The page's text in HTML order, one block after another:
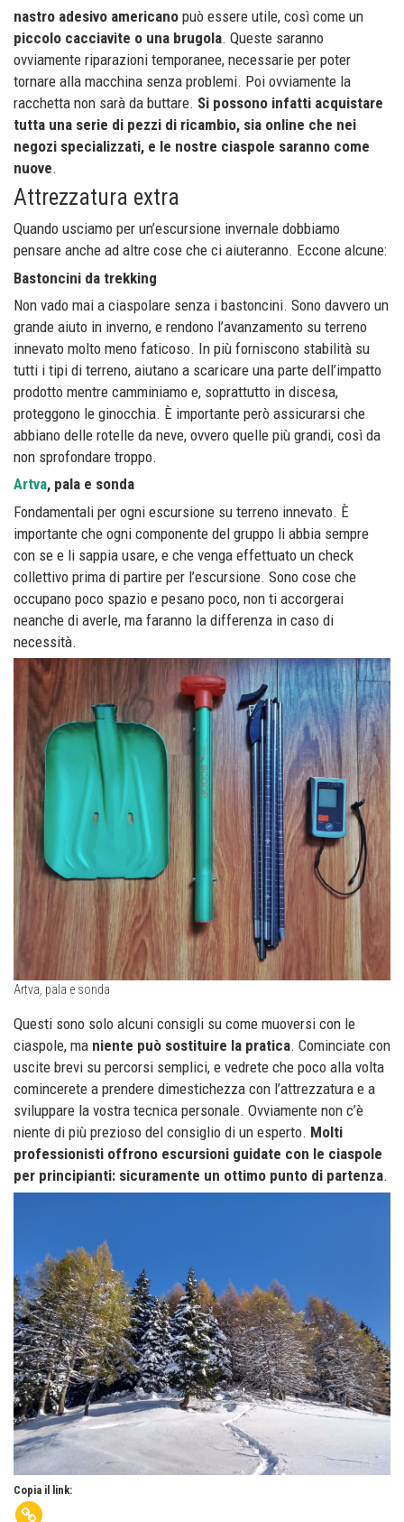
nastro adesivo americano può essere utile, così come un
piccolo cacciavite o una brugola. Queste saranno
ovviamente riparazioni temporanee, necessarie per poter
tornare alla macchina senza problemi. Poi ovviamente la
racchetta non sarà da buttare. Si possono infatti acquistare
tutta una serie di pezzi di ricambio, sia online che nei
negozi specializzati, e le nostre ciaspole saranno come
nuove.
Attrezzatura extra
Quando usciamo per un’escursione invernale dobbiamo
pensare anche ad altre cose che ci aiuteranno. Eccone alcune:
Bastoncini da trekking
Non vado mai a ciaspolare senza i bastoncini. Sono davvero un
grande aiuto in inverno, e rendono l’avanzamento su terreno
innevato molto meno faticoso. In più forniscono stabilità su
tutti i tipi di terreno, aiutano a scaricare una parte dell’impatto
prodotto mentre camminiamo e, soprattutto in discesa,
proteggono le ginocchia. È importante però assicurarsi che
abbiano delle rotelle da neve, ovvero quelle più grandi, così da
non sprofondare troppo.
Artva, pala e sonda
Fondamentali per ogni escursione su terreno innevato. È
importante che ogni componente del gruppo li abbia sempre
con se e li sappia usare, e che venga effettuato un check
collettivo prima di partire per l’escursione. Sono cose che
occupano poco spazio e pesano poco, non ti accorgerai
neanche di averle, ma faranno la differenza in caso di
necessità.
Artva, pala e sonda
Questi sono solo alcuni consigli su come muoversi con le
ciaspole, ma niente può sostituire la pratica. Cominciate con
uscite brevi su percorsi semplici, e vedrete che poco alla volta
comincerete a prendere dimestichezza con l’attrezzatura e a
sviluppare la vostra tecnica personale. Ovviamente non c’è
niente di più prezioso del consiglio di un esperto. Molti
professionisti offrono escursioni guidate con le ciaspole
per principianti: sicuramente un ottimo punto di partenza.
Copia il link: